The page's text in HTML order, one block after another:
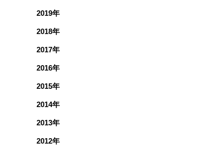
2019年
2018年
2017年
2016年
2015年
2014年
2013年
2012年